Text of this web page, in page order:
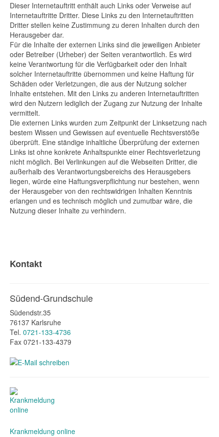
Dieser Internetauftritt enthält auch Links oder Verweise auf
Internetauftritte Dritter. Diese Links zu den Internetauftritten
Dritter stellen keine Zustimmung zu deren Inhalten durch den
Herausgeber dar.
Für die Inhalte der externen Links sind die jeweiligen Anbieter
oder Betreiber (Urheber) der Seiten verantwortlich. Es wird
keine Verantwortung für die Verfügbarkeit oder den Inhalt
solcher Internetauftritte übernommen und keine Haftung für
Schäden oder Verletzungen, die aus der Nutzung solcher
Inhalte entstehen. Mit den Links zu anderen Internetauftritten
wird den Nutzern lediglich der Zugang zur Nutzung der Inhalte
vermittelt.
Die externen Links wurden zum Zeitpunkt der Linksetzung nach
bestem Wissen und Gewissen auf eventuelle Rechtsverstöße
überprüft. Eine ständige inhaltliche Überprüfung der externen
Links ist ohne konkrete Anhaltspunkte einer Rechtsverletzung
nicht möglich. Bei Verlinkungen auf die Webseiten Dritter, die
außerhalb des Verantwortungsbereichs des Herausgebers
liegen, würde eine Haftungsverpflichtung nur bestehen, wenn
der Herausgeber von den rechtswidrigen Inhalten Kenntnis
erlangen und es technisch möglich und zumutbar wäre, die
Nutzung dieser Inhalte zu verhindern.
Kontakt
Südend-Grundschule
Südendstr.35
76137 Karlsruhe
Tel. 0721-133-4736
Fax 0721-133-4379
Krankmeldung online